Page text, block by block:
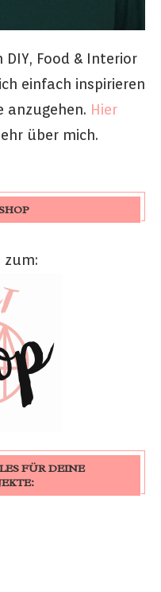
Food & Interior
einfach inspirieren
anzugehen. Hier
über mich.
zum:
FÜR DEINE